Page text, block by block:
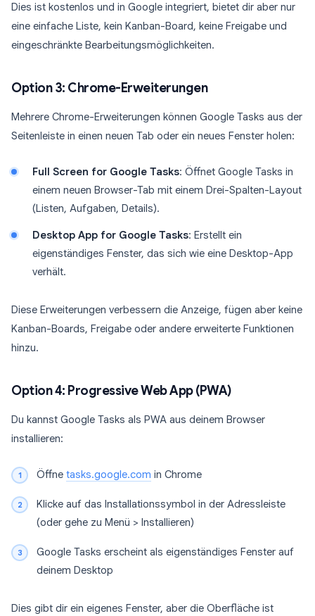
Dies ist kostenlos und in Google integriert, bietet dir aber nur
eine einfache Liste, kein Kanban-Board, keine Freigabe und
eingeschränkte Bearbeitungsmöglichkeiten.
Option 3: Chrome-Erweiterungen
Mehrere Chrome-Erweiterungen können Google Tasks aus der
Seitenleiste in einen neuen Tab oder ein neues Fenster holen:
Full Screen for Google Tasks: Öffnet Google Tasks in
einem neuen Browser-Tab mit einem Drei-Spalten-Layout
(Listen, Aufgaben, Details).
Desktop App for Google Tasks: Erstellt ein
eigenständiges Fenster, das sich wie eine Desktop-App
verhält.
Diese Erweiterungen verbessern die Anzeige, fügen aber keine
Kanban-Boards, Freigabe oder andere erweiterte Funktionen
hinzu.
Option 4: Progressive Web App (PWA)
Du kannst Google Tasks als PWA aus deinem Browser
installieren:
Öffne tasks.google.com in Chrome
Klicke auf das Installationssymbol in der Adressleiste
(oder gehe zu Menü > Installieren)
Google Tasks erscheint als eigenständiges Fenster auf
deinem Desktop
Dies gibt dir ein eigenes Fenster, aber die Oberfläche ist